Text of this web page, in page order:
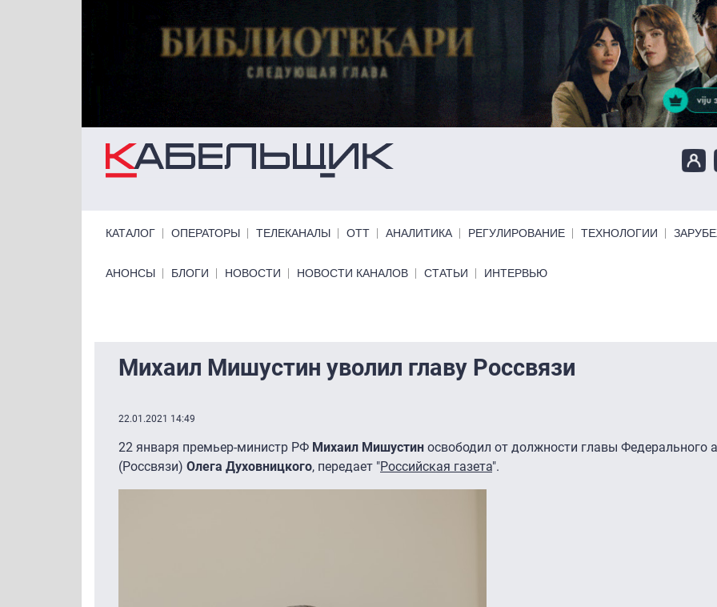
КАТАЛОГ ОПЕРАТОРЫ ТЕЛЕКАНАЛЫ ОТТ АНАЛИТИКА РЕГУЛИРОВАНИЕ ТЕХНОЛОГИИ
Primary links bottom
АНОНСЫ БЛОГИ НОВОСТИ НОВОСТИ КАНАЛОВ СТАТЬИ ИНТЕРВЬЮ
Михаил Мишустин уволил главу Россвязи
22.01.2021 14:49
22 января премьер-министр РФ Михаил Мишустин освободил от должности главы Федерального
(Россвязи) Олега Духовницкого, передает "Российская газета".